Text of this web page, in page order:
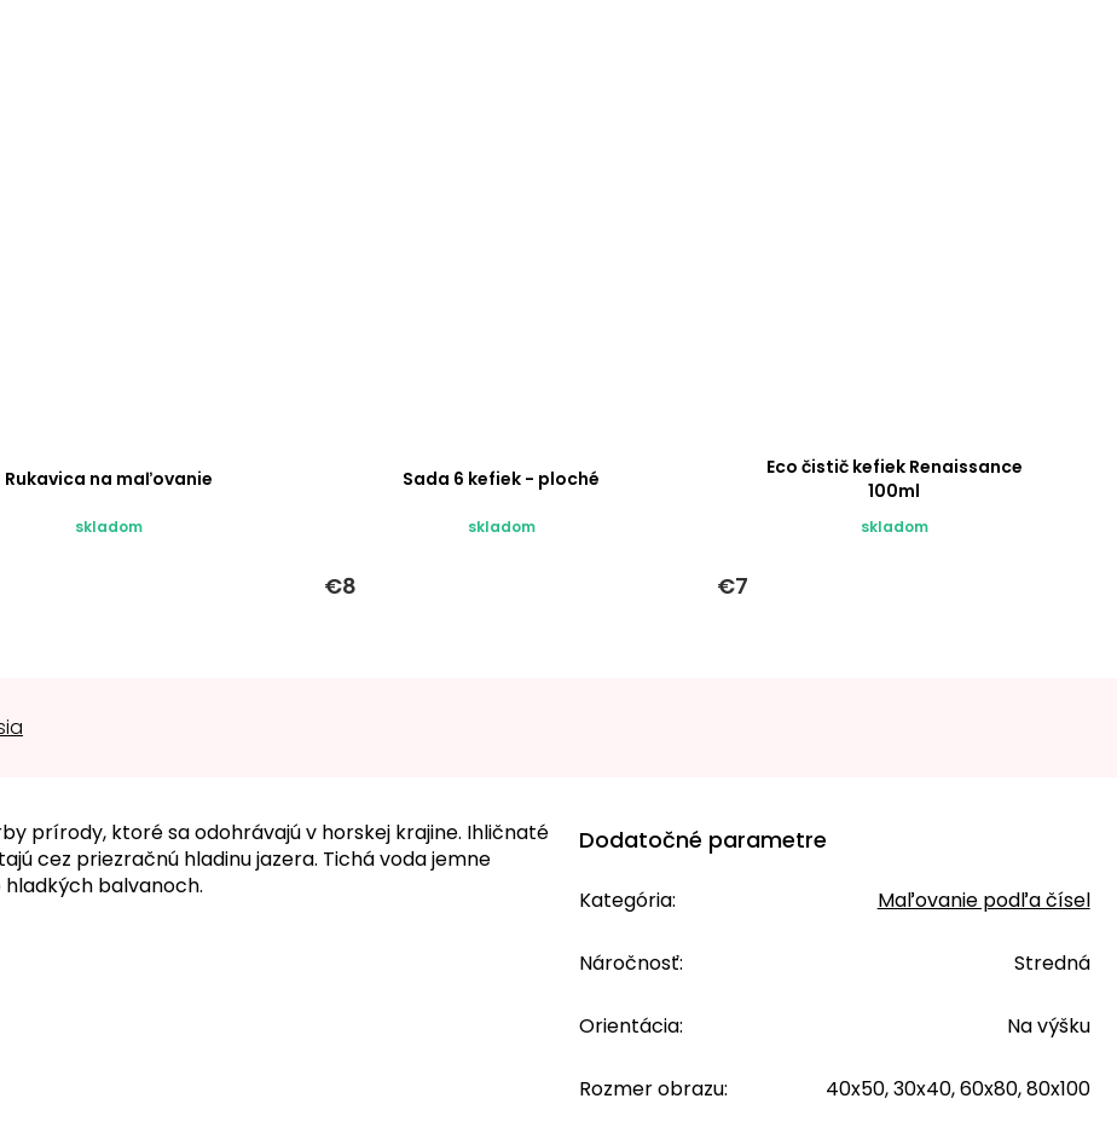
Rukavica na maľovanie
skladom
Sada 6 kefiek - ploché
skladom
€8
Eco čistič kefiek Renaissance
100ml
skladom
€7
prírody, ktoré sa odohrávajú v horskej krajine. Ihličnaté
cez priezračnú hladinu jazera. Tichá voda jemne
balvanoch.
Dodatočné parametre
Kategória: Maľovanie podľa čísel
Náročnosť: Stredná
Orientácia: Na výšku
Rozmer obrazu: 40x50, 30x40, 60x80, 80x100